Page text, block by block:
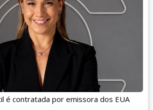
é contratada por emissora dos EUA